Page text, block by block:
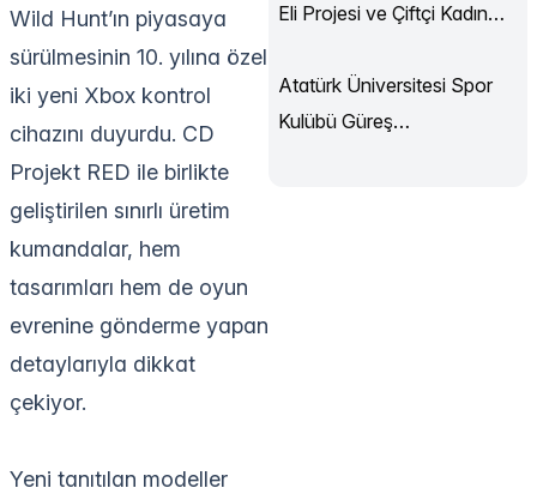
Wild Hunt’ın piyasaya
sürülmesinin 10. yılına özel
iki yeni Xbox kontrol
cihazını duyurdu. CD
Projekt RED ile birlikte
geliştirilen sınırlı üretim
kumandalar, hem
tasarımları hem de oyun
evrenine gönderme yapan
detaylarıyla dikkat
çekiyor.
Yeni tanıtılan modeller
Eli Projesi ve Çiftçi Kadın
Atatürk Üniversitesi Spor
Kulübü Güreş